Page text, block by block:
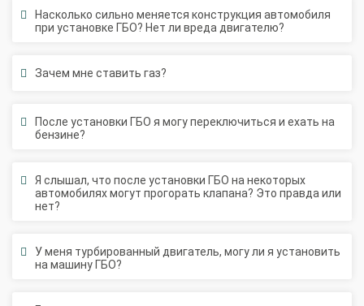
при установке ГБО? Нет ли вреда двигателю?
бензине?
автомобилях могут прогорать клапана? Это правда или
нет?
на машину ГБО?
пропаном? На чем лучше ездить?